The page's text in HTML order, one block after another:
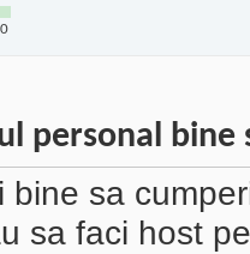
0
personal bine
bine sa
sa faci host